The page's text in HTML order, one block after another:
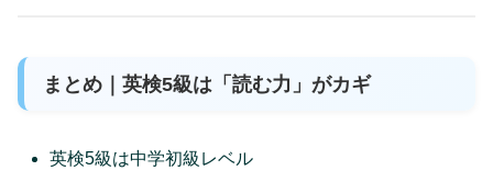
まとめ｜英検5級は「読む力」がカギ
英検5級は中学初級レベル